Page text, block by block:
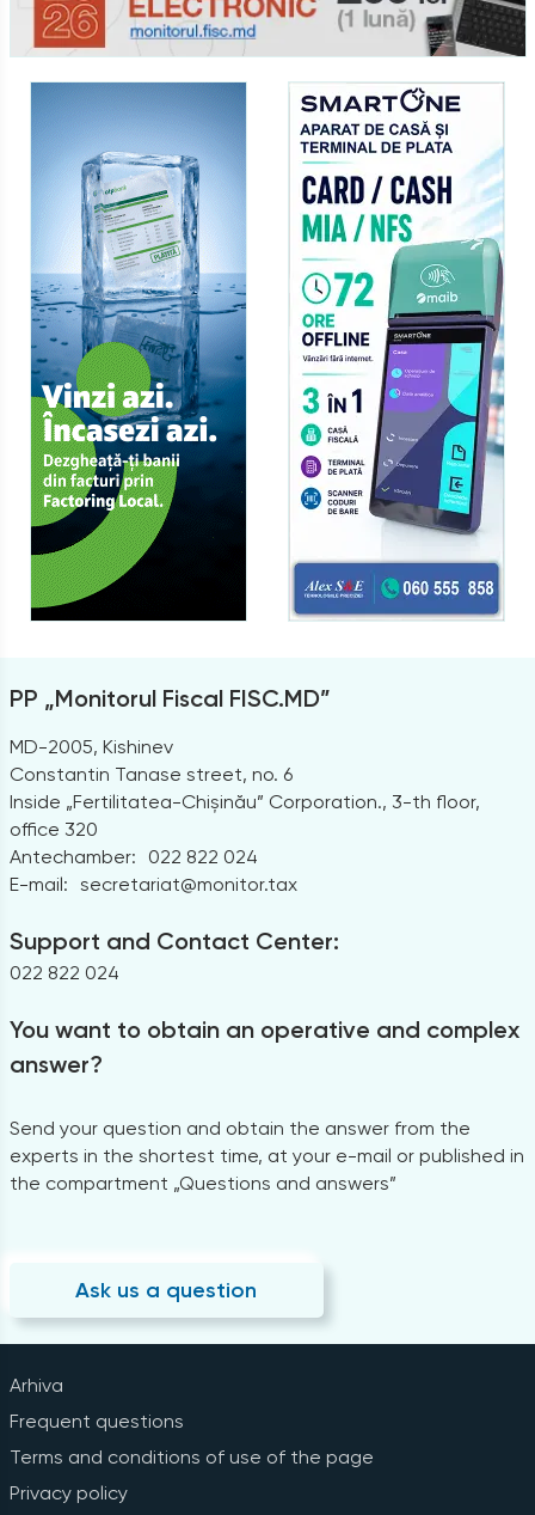
PP „Monitorul Fiscal FISC.MD”
MD-2005, Kishinev
Constantin Tanase street, no. 6
Inside „Fertilitatea-Chișinău” Corporation., 3-th floor,
office 320
Antechamber:
022 822 024
E-mail: secretariat@monitor.tax
Support and Contact Center:
022 822 024
You want to obtain an operative and complex
answer?
Send your question and obtain the answer from the
experts in the shortest time, at your e-mail or published in
the compartment „Questions and answers”
Ask us a question
Arhiva
Frequent questions
Terms and conditions of use of the page
Privacy policy